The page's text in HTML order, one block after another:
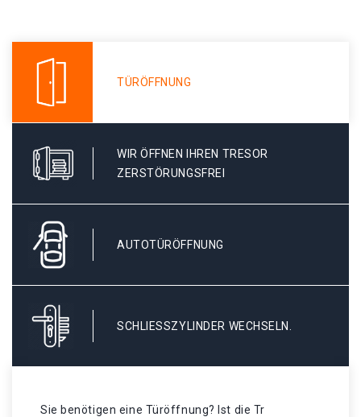
TÜRÖFFNUNG
WIR ÖFFNEN IHREN TRESOR
ZERSTÖRUNGSFREI
AUTOTÜRÖFFNUNG
SCHLIESSZYLINDER WECHSELN.
Sie benötigen eine Türöffnung? Ist die Tr